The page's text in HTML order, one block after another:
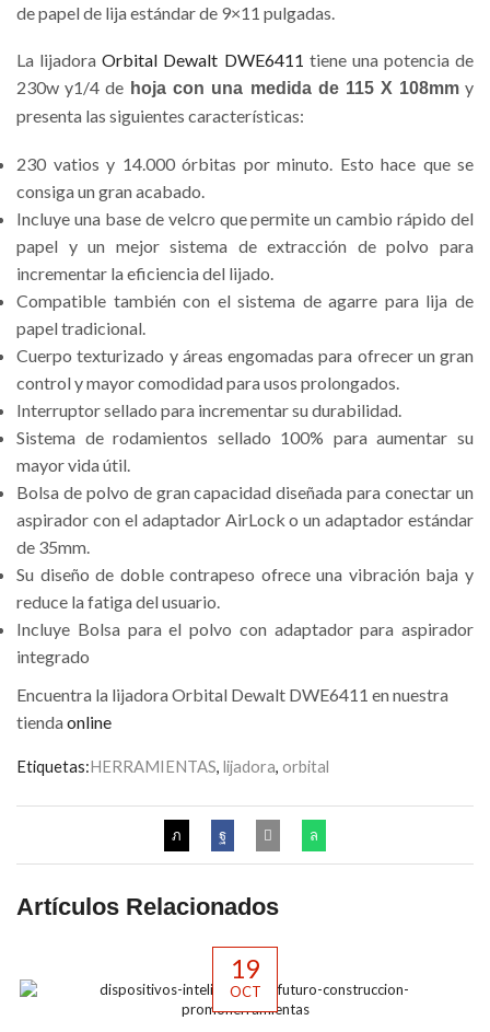
de papel de lija estándar de 9×11 pulgadas.
La lijadoraOrbital Dewalt DWE6411 tiene una potencia de
230w y1/4 de hoja con una medida de 115 X 108mmy
presenta las siguientes características:
230 vatios y 14.000 órbitas por minuto. Esto hace que se
consiga un gran acabado.
Incluye una base de velcro que permite un cambio rápido del
papel y un mejor sistema de extracción de polvo para
incrementar la eficiencia del lijado.
Compatible también con el sistema de agarre para lija de
papel tradicional.
Cuerpo texturizado y áreas engomadas para ofrecer un gran
control y mayor comodidad para usos prolongados.
Interruptor sellado para incrementar su durabilidad.
Sistema de rodamientos sellado 100% para aumentar su
mayor vida útil.
Bolsa de polvo de gran capacidad diseñada para conectar un
aspirador con el adaptador AirLock o un adaptador estándar
de 35mm.
Su diseño de doble contrapeso ofrece una vibración baja y
reduce la fatiga del usuario.
Incluye Bolsa para el polvo con adaptador para aspirador
integrado
Encuentra la lijadora Orbital Dewalt DWE6411 en nuestra
tiendaonline
Etiquetas:HERRAMIENTAS, lijadora, orbital
Artículos Relacionados
19
OCT